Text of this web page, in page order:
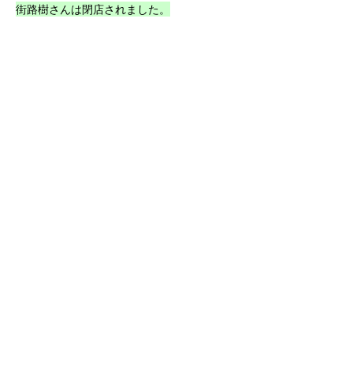
街路樹さんは閉店されました。